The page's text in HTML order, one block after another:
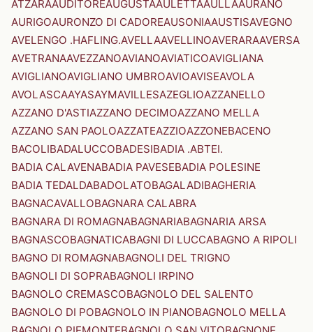
ATZARAAUDITOREAUGUSTAAULETTAAULLAAURANO
AURIGOAURONZO DI CADOREAUSONIAAUSTISAVEGNO
AVELENGO .HAFLING.AVELLAAVELLINOAVERARAAVERSA
AVETRANAAVEZZANOAVIANOAVIATICOAVIGLIANA
AVIGLIANOAVIGLIANO UMBROAVIOAVISEAVOLA
AVOLASCAAYASAYMAVILLESAZEGLIOAZZANELLO
AZZANO D'ASTIAZZANO DECIMOAZZANO MELLA
AZZANO SAN PAOLOAZZATEAZZIOAZZONEBACENO
BACOLIBADALUCCOBADESIBADIA .ABTEI.
BADIA CALAVENABADIA PAVESEBADIA POLESINE
BADIA TEDALDABADOLATOBAGALADIBAGHERIA
BAGNACAVALLOBAGNARA CALABRA
BAGNARA DI ROMAGNABAGNARIABAGNARIA ARSA
BAGNASCOBAGNATICABAGNI DI LUCCABAGNO A RIPOLI
BAGNO DI ROMAGNABAGNOLI DEL TRIGNO
BAGNOLI DI SOPRABAGNOLI IRPINO
BAGNOLO CREMASCOBAGNOLO DEL SALENTO
BAGNOLO DI POBAGNOLO IN PIANOBAGNOLO MELLA